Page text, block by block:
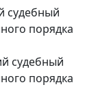
судебный
порядка
судебный
порядка